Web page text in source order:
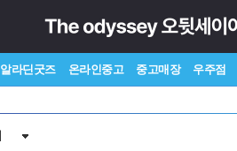
알라딘굿즈 온라인중고 중고매장 우주점